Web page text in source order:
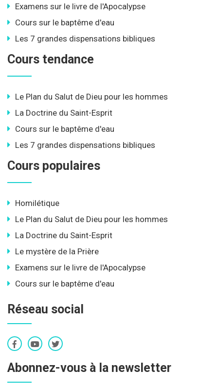
Examens sur le livre de l'Apocalypse
Cours sur le baptême d'eau
Les 7 grandes dispensations bibliques
Cours tendance
Le Plan du Salut de Dieu pour les hommes
La Doctrine du Saint-Esprit
Cours sur le baptême d'eau
Les 7 grandes dispensations bibliques
Cours populaires
Homilétique
Le Plan du Salut de Dieu pour les hommes
La Doctrine du Saint-Esprit
Le mystère de la Prière
Examens sur le livre de l'Apocalypse
Cours sur le baptême d'eau
Réseau social
Abonnez-vous à la newsletter